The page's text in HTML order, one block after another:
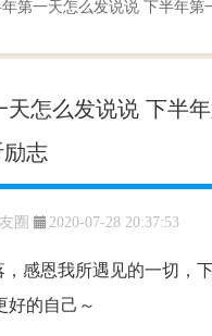
第一天怎么发说说 下半年第
怎么发说说 下半
志
圈 2020-07-28 20:37:53
感恩我所遇见的一切，
好的自己～